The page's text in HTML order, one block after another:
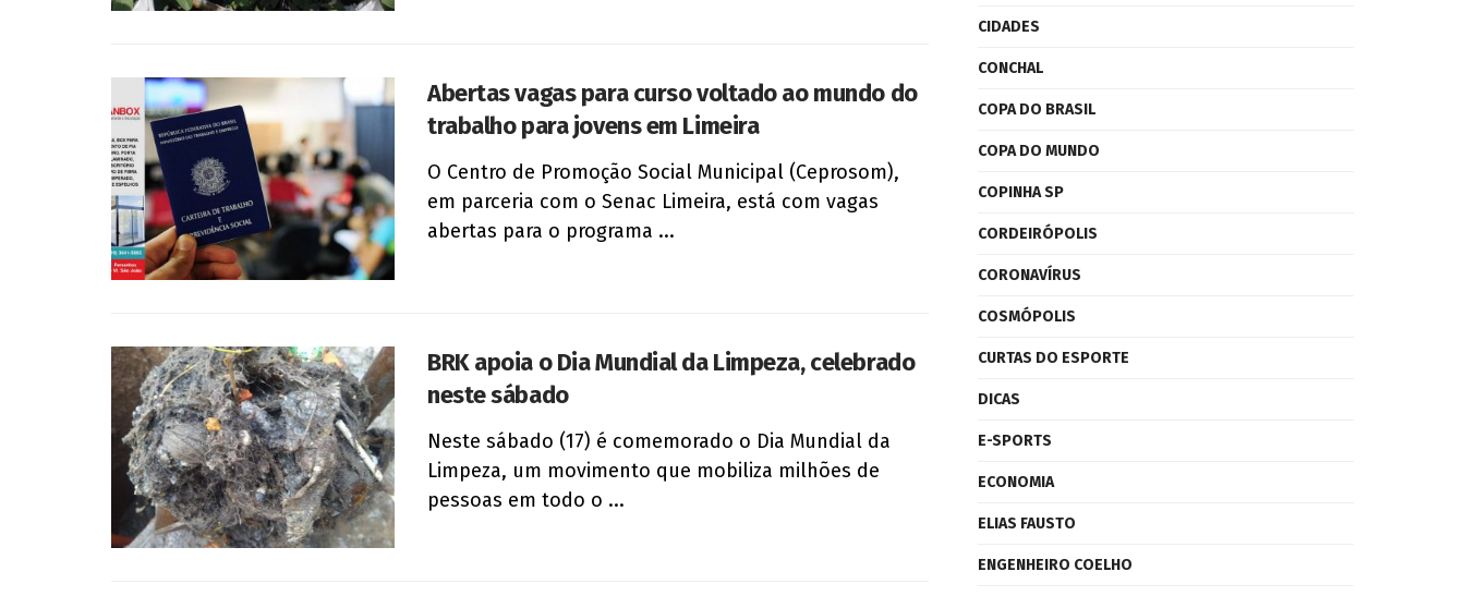
Abertas vagas para curso voltado ao mundo do
trabalho para jovens em Limeira
O Centro de Promoção Social Municipal (Ceprosom),
em parceria com o Senac Limeira, está com vagas
abertas para o programa ...
BRK apoia o Dia Mundial da Limpeza, celebrado
neste sábado
Neste sábado (17) é comemorado o Dia Mundial da
Limpeza, um movimento que mobiliza milhões de
pessoas em todo o ...
CIDADES
CONCHAL
COPA DO BRASIL
COPA DO MUNDO
COPINHA SP
CORDEIRÓPOLIS
CORONAVÍRUS
COSMÓPOLIS
CURTAS DO ESPORTE
DICAS
E-SPORTS
ECONOMIA
ELIAS FAUSTO
ENGENHEIRO COELHO